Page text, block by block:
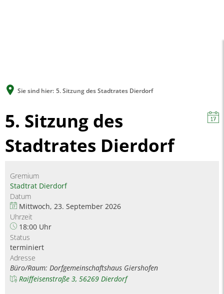
Sie sind hier: 5. Sitzung des Stadtrates Dierdorf
5. Sitzung des
Stadtrates Dierdorf
Gremium
Stadtrat Dierdorf
Datum
Mittwoch, 23. September 2026
Uhrzeit
18:00 Uhr
Status
terminiert
Adresse
Büro/Raum: Dorfgemeinschaftshaus Giershofen
Raiffeisenstraße 3, 56269 Dierdorf